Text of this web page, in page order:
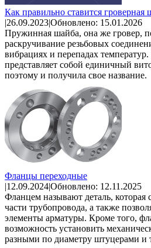
Как правильно ставится гроверная
|26.09.2023|Обновлено: 15.01.2026
Пружинная шайба, она же гровер,
раскручивание резьбовых
вибрациях и перепадах
представляет собой единичный
поэтому и получила свое название.
Фланцы переходные
|12.09.2024|Обновлено: 12.11.2025
Фланцем называют деталь, которая
части трубопровода, а также
элементы арматуры. Кроме того,
возможность установить
разными по диаметру штуцерами